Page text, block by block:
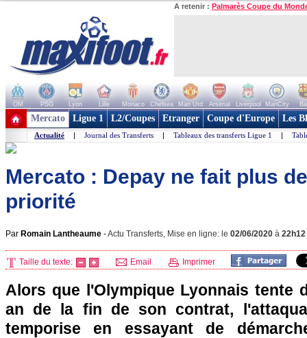
A retenir : Palmarès Coupe du
OM PSG Lyon Lille Monaco Chelsea Man Utd Arsenal Liverpool ManCity
+ de clubs
Mercato Ligue 1 L2/Coupes Etranger Coupe d'Europe Les
Actualité | Journal des Transferts | Tableaux des transferts Ligue 1 |
Mercato : Depay ne fait plus
priorité
Par Romain Lantheaume -Actu Transferts, Mise en ligne: le 02/06/2020 à 22h12
Taille du texte: Email Imprimer
Alors que l'Olympique Lyonnais tente
an de la fin de son contrat,
temporise en essayant de